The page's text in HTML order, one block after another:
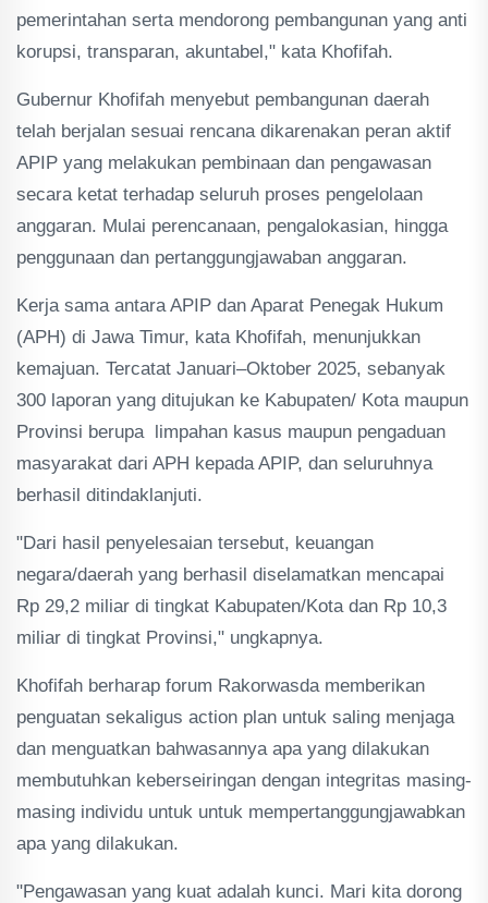
pemerintahan serta mendorong pembangunan yang anti
korupsi, transparan, akuntabel," kata Khofifah.
Gubernur Khofifah menyebut pembangunan daerah
telah berjalan sesuai rencana dikarenakan peran aktif
APIP yang melakukan pembinaan dan pengawasan
secara ketat terhadap seluruh proses pengelolaan
anggaran. Mulai perencanaan, pengalokasian, hingga
penggunaan dan pertanggungjawaban anggaran.
Kerja sama antara APIP dan Aparat Penegak Hukum
(APH) di Jawa Timur, kata Khofifah, menunjukkan
kemajuan. Tercatat Januari–Oktober 2025, sebanyak
300 laporan yang ditujukan ke Kabupaten/ Kota maupun
Provinsi berupa limpahan kasus maupun pengaduan
masyarakat dari APH kepada APIP, dan seluruhnya
berhasil ditindaklanjuti.
"Dari hasil penyelesaian tersebut, keuangan
negara/daerah yang berhasil diselamatkan mencapai
Rp 29,2 miliar di tingkat Kabupaten/Kota dan Rp 10,3
miliar di tingkat Provinsi," ungkapnya.
Khofifah berharap forum Rakorwasda memberikan
penguatan sekaligus action plan untuk saling menjaga
dan menguatkan bahwasannya apa yang dilakukan
membutuhkan keberseiringan dengan integritas masing-
masing individu untuk untuk mempertanggungjawabkan
apa yang dilakukan.
"Pengawasan yang kuat adalah kunci. Mari kita dorong